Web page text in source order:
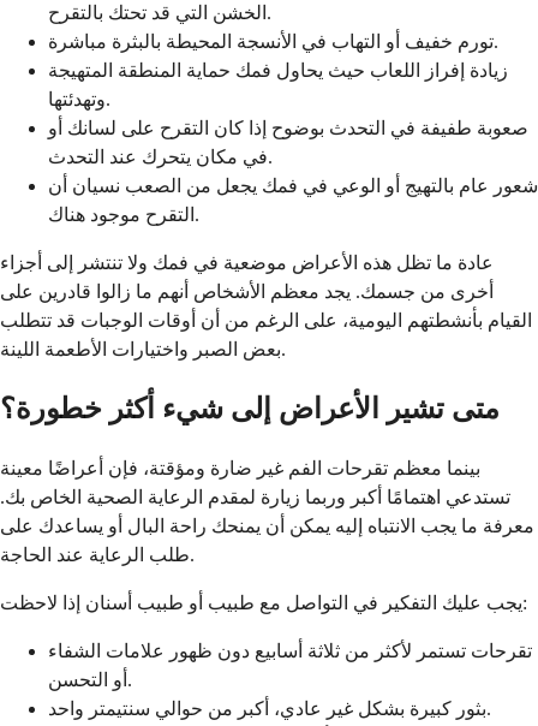
الخشن التي قد تحتك بالتقرح.
تورم خفيف أو التهاب في الأنسجة المحيطة بالبثرة مباشرة.
زيادة إفراز اللعاب حيث يحاول فمك حماية المنطقة المتهيجة
وتهدئتها.
صعوبة طفيفة في التحدث بوضوح إذا كان التقرح على لسانك أو
في مكان يتحرك عند التحدث.
شعور عام بالتهيج أو الوعي في فمك يجعل من الصعب نسيان أن
التقرح موجود هناك.
عادة ما تظل هذه الأعراض موضعية في فمك ولا تنتشر إلى أجزاء
أخرى من جسمك. يجد معظم الأشخاص أنهم ما زالوا قادرين على
القيام بأنشطتهم اليومية، على الرغم من أن أوقات الوجبات قد تتطلب
بعض الصبر واختيارات الأطعمة اللينة.
متى تشير الأعراض إلى شيء أكثر خطورة؟
بينما معظم تقرحات الفم غير ضارة ومؤقتة، فإن أعراضًا معينة
تستدعي اهتمامًا أكبر وربما زيارة لمقدم الرعاية الصحية الخاص بك.
معرفة ما يجب الانتباه إليه يمكن أن يمنحك راحة البال أو يساعدك على
طلب الرعاية عند الحاجة.
يجب عليك التفكير في التواصل مع طبيب أو طبيب أسنان إذا لاحظت:
تقرحات تستمر لأكثر من ثلاثة أسابيع دون ظهور علامات الشفاء
أو التحسن.
بثور كبيرة بشكل غير عادي، أكبر من حوالي سنتيمتر واحد.